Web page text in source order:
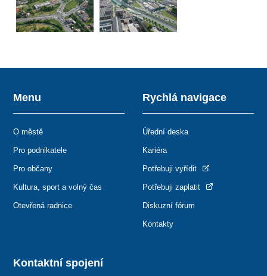
Kontaktní spojení
Menu
O městě
Pro podnikatele
Pro občany
Kultura, sport a volný čas
Otevřená radnice
Rychlá navigace
Úřední deska
Kariéra
Potřebuji vyřídit
Potřebuji zaplatit
Diskuzní fórum
Kontakty